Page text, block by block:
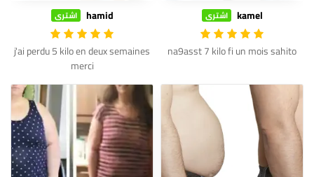
kamel اشترى
na9asst 7 kilo fi un mois sahito
hamid اشترى
j'ai perdu 5 kilo en deux semaines
merci